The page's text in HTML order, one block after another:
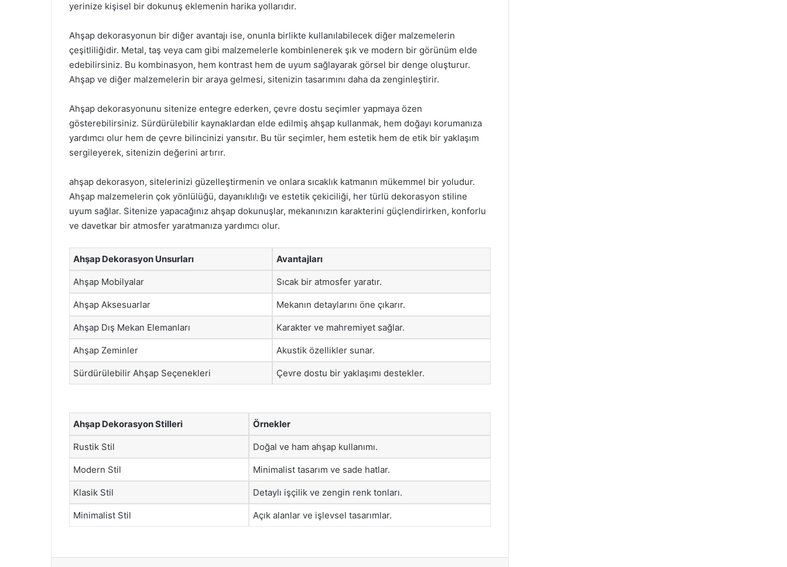
yerinize kişisel bir dokunuş eklemenin harika yollarıdır.
Ahşap dekorasyonun bir diğer avantajı ise, onunla birlikte kullanılabilecek diğer malzemelerin
çeşitliliğidir. Metal, taş veya cam gibi malzemelerle kombinlenerek şık ve modern bir görünüm elde
edebilirsiniz. Bu kombinasyon, hem kontrast hem de uyum sağlayarak görsel bir denge oluşturur.
Ahşap ve diğer malzemelerin bir araya gelmesi, sitenizin tasarımını daha da zenginleştirir.
Ahşap dekorasyonunu sitenize entegre ederken, çevre dostu seçimler yapmaya özen
gösterebilirsiniz. Sürdürülebilir kaynaklardan elde edilmiş ahşap kullanmak, hem doğayı korumanıza
yardımcı olur hem de çevre bilincinizi yansıtır. Bu tür seçimler, hem estetik hem de etik bir yaklaşım
sergileyerek, sitenizin değerini artırır.
ahşap dekorasyon, sitelerinizi güzelleştirmenin ve onlara sıcaklık katmanın mükemmel bir yoludur.
Ahşap malzemelerin çok yönlülüğü, dayanıklılığı ve estetik çekiciliği, her türlü dekorasyon stiline
uyum sağlar. Sitenize yapacağınız ahşap dokunuşlar, mekanınızın karakterini güçlendirirken, konforlu
ve davetkar bir atmosfer yaratmanıza yardımcı olur.
Ahşap Dekorasyon Unsurları Avantajları
Ahşap Mobilyalar Sıcak bir atmosfer yaratır.
Ahşap Aksesuarlar Mekanın detaylarını öne çıkarır.
Ahşap Dış Mekan Elemanları Karakter ve mahremiyet sağlar.
Ahşap Zeminler Akustik özellikler sunar.
Sürdürülebilir Ahşap Seçenekleri Çevre dostu bir yaklaşımı destekler.
Ahşap Dekorasyon Stilleri Örnekler
Rustik Stil Doğal ve ham ahşap kullanımı.
Modern Stil Minimalist tasarım ve sade hatlar.
Klasik Stil Detaylı işçilik ve zengin renk tonları.
Minimalist Stil Açık alanlar ve işlevsel tasarımlar.